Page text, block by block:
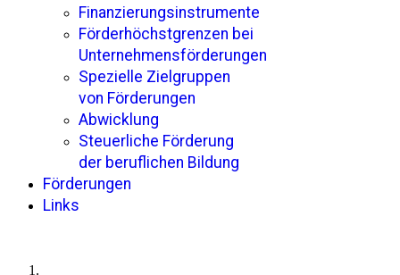
Finanzierungsinstrumente
Förderhöchstgrenzen bei
Unternehmensförderungen
Spezielle Zielgruppen
von Förderungen
Abwicklung
Steuerliche Förderung
der beruflichen Bildung
Förderungen
Links